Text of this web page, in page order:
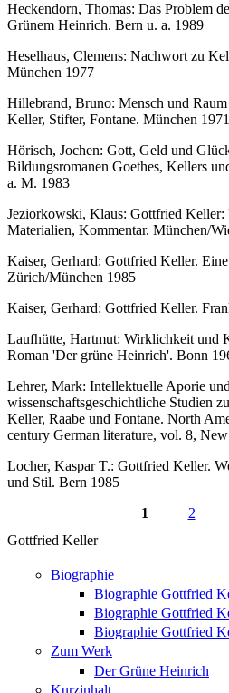
Heckendorn, Thomas: Das Problem
Grünem Heinrich. Bern u. a. 1989
Heselhaus, Clemens: Nachwort zu
München 1977
Hillebrand, Bruno: Mensch und
Keller, Stifter, Fontane. München 1971
Hörisch, Jochen: Gott, Geld und
Bildungsromanen Goethes, Kellers
a. M. 1983
Jeziorkowski, Klaus: Gottfried Keller:
Materialien, Kommentar. München/
Kaiser, Gerhard: Gottfried Keller.
Zürich/München 1985
Kaiser, Gerhard: Gottfried Keller.
Laufhütte, Hartmut: Wirklichkeit und
Roman 'Der grüne Heinrich'. Bonn
Lehrer, Mark: Intellektuelle Aporie
wissenschaftsgeschichtliche Studien
Keller, Raabe und Fontane. North
century German literature, vol. 8,
Locher, Kaspar T.: Gottfried Keller.
und Stil. Bern 1985
Seiten
1 2
Gottfried Keller
Biographie
Biographie Gottfried
Biographie Gottfried
Biographie Gottfried
Zum Werk
Der Grüne Heinrich
Kurzinhalt